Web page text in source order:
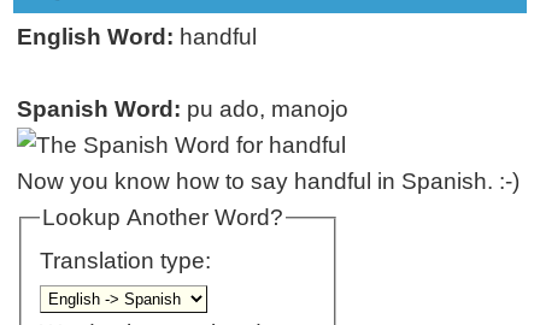
English Word: handful
Spanish Word: pu ado, manojo
Now you know how to say handful in Spanish. :-)
Lookup Another Word?
Translation type: